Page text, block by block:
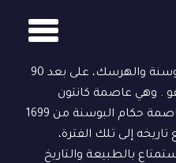
ترافنيك هي بلدة في وسط البوسنة والهرسك، على بعد 90
سراييفو . وهي عاصمة كانتون
البوسنة الوسطى، وعرفت كعاصمة حكام البوسنة من 1699
تاريخه إلى تلك الفترة،
بالطبيعة والتاريخ